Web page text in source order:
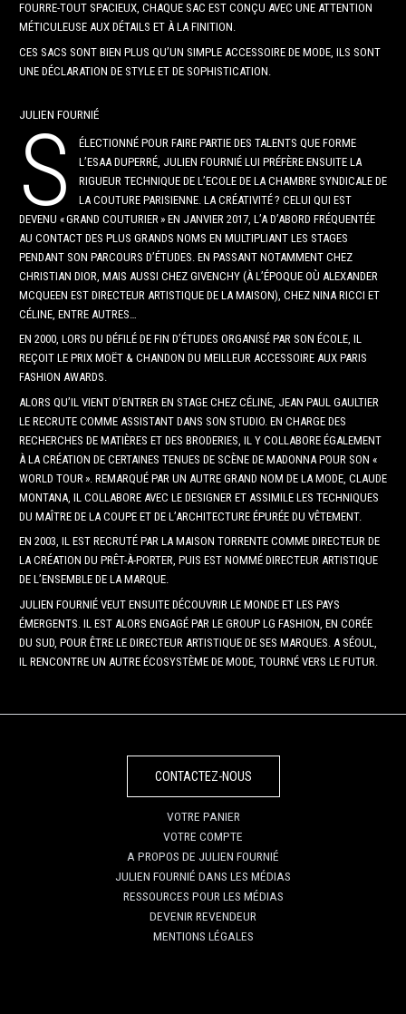
FOURRE-TOUT SPACIEUX, CHAQUE SAC EST CONÇU AVEC UNE ATTENTION
MÉTICULEUSE AUX DÉTAILS ET À LA FINITION.
CES SACS SONT BIEN PLUS QU’UN SIMPLE ACCESSOIRE DE MODE, ILS SONT
UNE DÉCLARATION DE STYLE ET DE SOPHISTICATION.
JULIEN FOURNIÉ
S
ÉLECTIONNÉ POUR FAIRE PARTIE DES TALENTS QUE FORME
L’ESAA DUPERRÉ, JULIEN FOURNIÉ LUI PRÉFÈRE ENSUITE LA
RIGUEUR TECHNIQUE DE L’ECOLE DE LA CHAMBRE SYNDICALE DE
LA COUTURE PARISIENNE. LA CRÉATIVITÉ ? CELUI QUI EST
DEVENU « GRAND COUTURIER » EN JANVIER 2017, L’A D’ABORD FRÉQUENTÉE
AU CONTACT DES PLUS GRANDS NOMS EN MULTIPLIANT LES STAGES
PENDANT SON PARCOURS D’ÉTUDES. EN PASSANT NOTAMMENT CHEZ
CHRISTIAN DIOR, MAIS AUSSI CHEZ GIVENCHY (À L’ÉPOQUE OÙ ALEXANDER
MCQUEEN EST DIRECTEUR ARTISTIQUE DE LA MAISON), CHEZ NINA RICCI ET
CÉLINE, ENTRE AUTRES…
EN 2000, LORS DU DÉFILÉ DE FIN D’ÉTUDES ORGANISÉ PAR SON ÉCOLE, IL
REÇOIT LE PRIX MOËT & CHANDON DU MEILLEUR ACCESSOIRE AUX PARIS
FASHION AWARDS.
ALORS QU’IL VIENT D’ENTRER EN STAGE CHEZ CÉLINE, JEAN PAUL GAULTIER
LE RECRUTE COMME ASSISTANT DANS SON STUDIO. EN CHARGE DES
RECHERCHES DE MATIÈRES ET DES BRODERIES, IL Y COLLABORE ÉGALEMENT
À LA CRÉATION DE CERTAINES TENUES DE SCÈNE DE MADONNA POUR SON «
WORLD TOUR ». REMARQUÉ PAR UN AUTRE GRAND NOM DE LA MODE, CLAUDE
MONTANA, IL COLLABORE AVEC LE DESIGNER ET ASSIMILE LES TECHNIQUES
DU MAÎTRE DE LA COUPE ET DE L’ARCHITECTURE ÉPURÉE DU VÊTEMENT.
EN 2003, IL EST RECRUTÉ PAR LA MAISON TORRENTE COMME DIRECTEUR DE
LA CRÉATION DU PRÊT-À-PORTER, PUIS EST NOMMÉ DIRECTEUR ARTISTIQUE
DE L’ENSEMBLE DE LA MARQUE.
JULIEN FOURNIÉ VEUT ENSUITE DÉCOUVRIR LE MONDE ET LES PAYS
ÉMERGENTS. IL EST ALORS ENGAGÉ PAR LE GROUP LG FASHION, EN CORÉE
DU SUD, POUR ÊTRE LE DIRECTEUR ARTISTIQUE DE SES MARQUES. A SÉOUL,
IL RENCONTRE UN AUTRE ÉCOSYSTÈME DE MODE, TOURNÉ VERS LE FUTUR.
CONTACTEZ-NOUS
VOTRE PANIER
VOTRE COMPTE
A PROPOS DE JULIEN FOURNIÉ
JULIEN FOURNIÉ DANS LES MÉDIAS
RESSOURCES POUR LES MÉDIAS
DEVENIR REVENDEUR
MENTIONS LÉGALES